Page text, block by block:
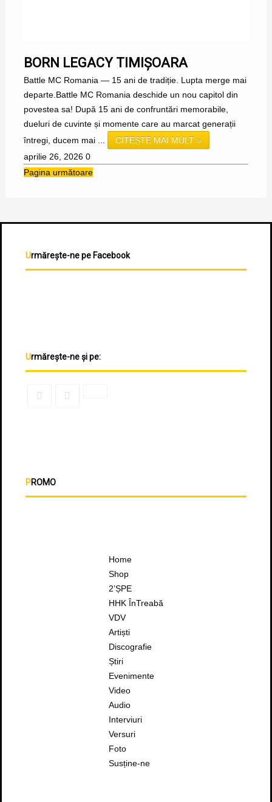
BORN LEGACY TIMIȘOARA
Battle MC Romania — 15 ani de tradiție. Lupta merge mai
departe.Battle MC Romania deschide un nou capitol din
povestea sa! După 15 ani de confruntări memorabile,
dueluri de cuvinte și momente care au marcat generații
întregi, ducem mai ...
CITEȘTE MAI MULT »
aprilie 26, 2026 0
Pagina următoare
Urmărește-ne pe Facebook
Urmărește-ne și pe:
PROMO
Home
Shop
2’ȘPE
HHK ÎnTreabă
VDV
Artiști
Discografie
Știri
Evenimente
Video
Audio
Interviuri
Versuri
Foto
Susține-ne